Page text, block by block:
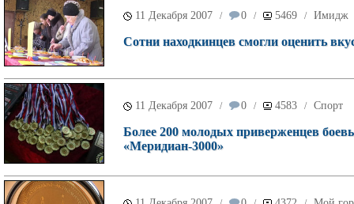
11 Декабря 2007 / 0 / 5469 / Имидж
Сотни находкинцев смогли оценить
11 Декабря 2007 / 0 / 4583 / Спорт
Более 200 молодых приверженцев
«Меридиан-3000»